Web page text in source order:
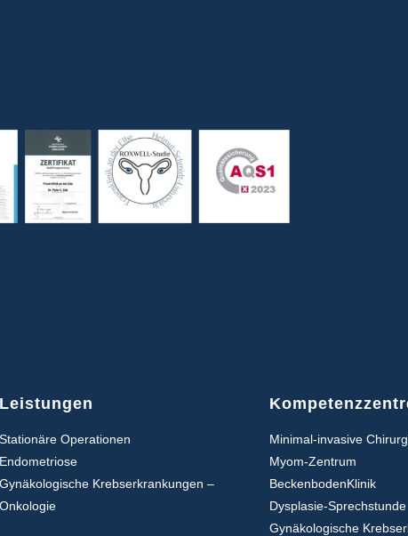
Leistungen
Stationäre Operationen
Endometriose
Gynäkologische Krebserkrankungen –
Onkologie
Minimal-invasive
Myom-Zentrum
BeckenbodenKlinik
Dysplasie-Sprechstunde
Gynäkologische